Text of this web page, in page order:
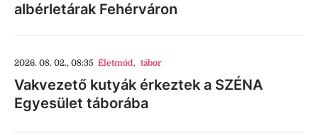
albérletárak Fehérváron
2026. 08. 02., 08:35 Életmód, tábor
Vakvezető kutyák érkeztek a SZÉNA
Egyesület táborába